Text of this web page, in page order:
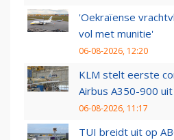
'Oekraïense
vol met munitie'
06-08-2026, 12:20
KLM stelt eerste
Airbus A350-900 uit
06-08-2026, 11:17
TUI breidt uit op